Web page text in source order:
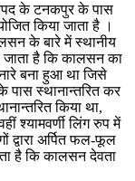
के टनकपुर के पास
किया जाता है ।
के बारे में स्थानीय
जाता है कि कालसन का
बना हुआ था जिसे
के पास स्थानान्तरित कर
किया था,
श्यामवर्णी लिंग रुप में
द्वारा अर्पित फल-फूल
है कि कालसन देवता